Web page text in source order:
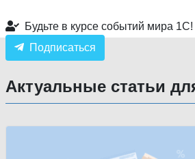
Будьте в курсе событий мира 1С!
Подписаться
Актуальные статьи